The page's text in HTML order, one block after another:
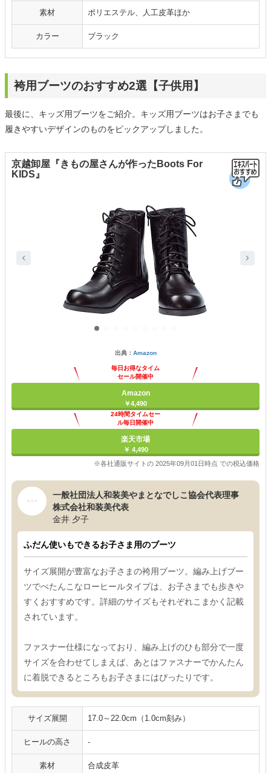
素材 ポリエステル、人工皮革ほか
カラー ブラック
袴用ブーツのおすすめ2選【子供用】
最後に、キッズ用ブーツをご紹介。キッズ用ブーツはお子さまでも
履きやすいデザインのものをピックアップしました。
京越卸屋『きもの屋さんが作ったBoots For
KIDS』
出典： Amazon
毎日お得なタイム
セール開催中
Amazon
￥4,490
24時間タイムセー
ル毎日開催中
楽天市場
￥ 4,490
※各社通販サイトの 2025年09月01日時点 での税込価格
一般社団法人和装美やまとなでしこ協会代表理事
株式会社和装美代表
金井 夕子
ふだん使いもできるお子さま用のブーツ
サイズ展開が豊富なお子さまの袴用ブーツ。編み上げブー
ツでぺたんこなローヒールタイプは、お子さまでも歩きや
すくおすすめです。詳細のサイズもそれぞれこまかく記載
されています。
ファスナー仕様になっており、編み上げのひも部分で一度
サイズを合わせてしまえば、あとはファスナーでかんたん
に着脱できるところもお子さまにはぴったりです。
サイズ展開 17.0～22.0cm（1.0cm刻み）
ヒールの高さ -
素材 合成皮革